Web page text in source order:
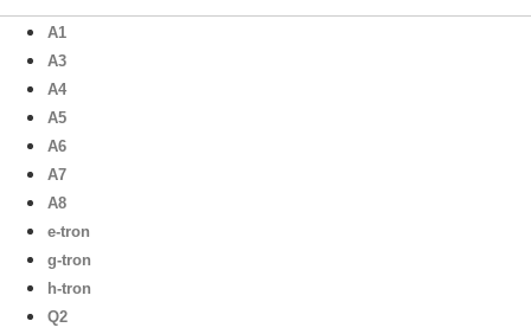
A1
A3
A4
A5
A6
A7
A8
e-tron
g-tron
h-tron
Q2